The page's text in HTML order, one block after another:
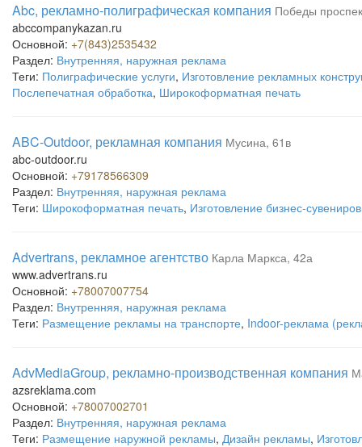
Abc, рекламно-полиграфическая компания Победы
abccompanykazan.ru
Основной: +7(843)2535432
Раздел: Внутренняя, наружная реклама
Теги: Полиграфические услуги, Изготовление рекламных
Послепечатная обработка, Широкоформатная печать
ABC-Outdoor, рекламная компания Мусина, 61в
abc-outdoor.ru
Основной: +79178566309
Раздел: Внутренняя, наружная реклама
Теги: Широкоформатная печать, Изготовление бизнес-сувениров
Advertrans, рекламное агентство Карла Маркса, 42а
www.advertrans.ru
Основной: +78007007754
Раздел: Внутренняя, наружная реклама
Теги: Размещение рекламы на транспорте, Indoor-реклама
AdvMediaGroup, рекламно-производственная компания
azsreklama.com
Основной: +78007002701
Раздел: Внутренняя, наружная реклама
Теги: Размещение наружной рекламы, Дизайн рекламы,